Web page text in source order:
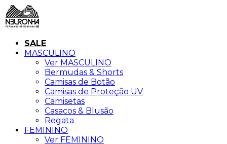
SALE
MASCULINO
Ver MASCULINO
Bermudas & Shorts
Camisas de Botão
Camisas de Proteção UV
Camisetas
Casacos & Blusão
Regata
FEMININO
Ver FEMININO